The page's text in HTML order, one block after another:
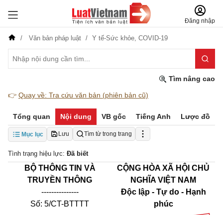
Đăng nhập
Văn bản pháp luật Y tế-Sức khỏe, COVID-19
Tìm nâng cao
👉 Quay về: Tra cứu văn bản (phiên bản cũ)
Tổng quan Nội dung VB gốc Tiếng Anh Lược đồ
Mục lục Lưu Tìm từ trong trang
Tình trạng hiệu lực: Đã biết
BỘ THÔNG TIN VÀ
TRUYỀN THÔNG
---------------
Số: 5/CT-BTTTT
CỘNG HÒA XÃ HỘI CHỦ
NGHĨA VIỆT NAM
Độc lập - Tự do - Hạnh
phúc